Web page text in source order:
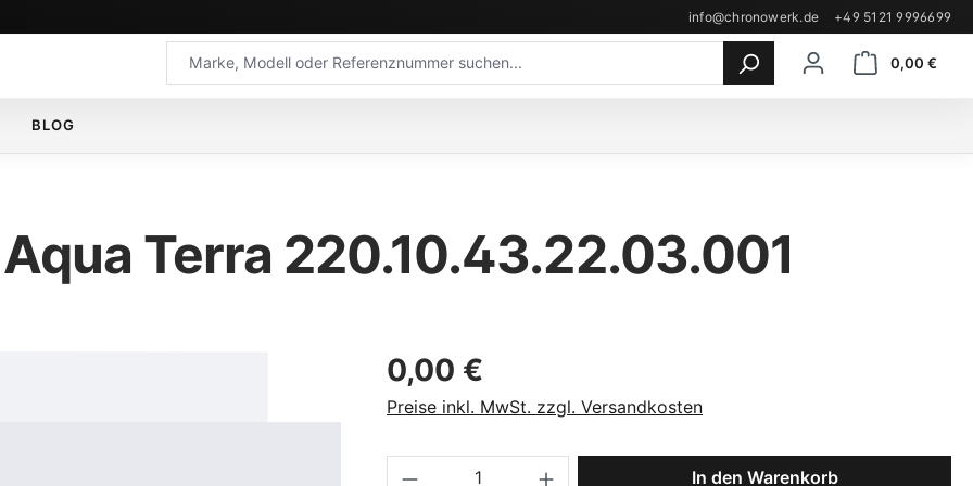
info@chronowerk.de +49 5121 9996699
0,00 €
BLOG
Terra 220.10.43.22.03.001
Regulärer Preis:
0,00 €
Preise inkl. MwSt. zzgl. Versandkosten
Produkt Anzahl: Gib den gewünschten Wert
In den Warenkorb